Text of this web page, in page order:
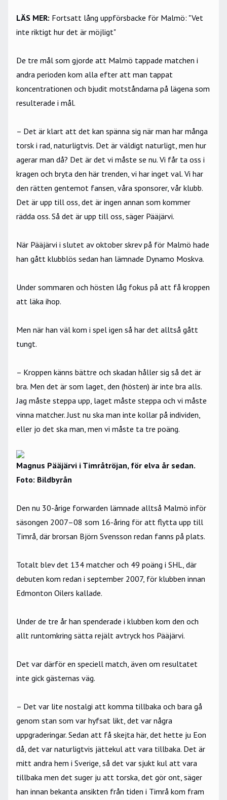
LÄS MER: Fortsatt lång uppförsbacke för Malmö: "Vet
inte riktigt hur det är möjligt"
De tre mål som gjorde att Malmö tappade matchen i
andra perioden kom alla efter att man tappat
koncentrationen och bjudit motståndarna på lägena som
resulterade i mål.
– Det är klart att det kan spänna sig när man har många
torsk i rad, naturligtvis. Det är väldigt naturligt, men hur
agerar man då? Det är det vi måste se nu. Vi får ta oss i
kragen och bryta den här trenden, vi har inget val. Vi har
den rätten gentemot fansen, våra sponsorer, vår klubb.
Det är upp till oss, det är ingen annan som kommer
rädda oss. Så det är upp till oss, säger Pääjärvi.
När Pääjärvi i slutet av oktober skrev på för Malmö hade
han gått klubblös sedan han lämnade Dynamo Moskva.
Under sommaren och hösten låg fokus på att få kroppen
att läka ihop.
Men när han väl kom i spel igen så har det alltså gått
tungt.
– Kroppen känns bättre och skadan håller sig så det är
bra. Men det är som laget, den (hösten) är inte bra alls.
Jag måste steppa upp, laget måste steppa och vi måste
vinna matcher. Just nu ska man inte kollar på individen,
eller jo det ska man, men vi måste ta tre poäng.
Magnus Pääjärvi i Timråtröjan, för elva år sedan.
Foto: Bildbyrån
Den nu 30-årige forwarden lämnade alltså Malmö inför
säsongen 2007–08 som 16-åring för att flytta upp till
Timrå, där brorsan Björn Svensson redan fanns på plats.
Totalt blev det 134 matcher och 49 poäng i SHL, där
debuten kom redan i september 2007, för klubben innan
Edmonton Oilers kallade.
Under de tre år han spenderade i klubben kom den och
allt runtomkring sätta rejält avtryck hos Pääjärvi.
Det var därför en speciell match, även om resultatet
inte gick gästernas väg.
– Det var lite nostalgi att komma tillbaka och bara gå
genom stan som var hyfsat likt, det var några
uppgraderingar. Sedan att få skejta här, det hette ju Eon
då, det var naturligtvis jättekul att vara tillbaka. Det är
mitt andra hem i Sverige, så det var sjukt kul att vara
tillbaka men det suger ju att torska, det gör ont, säger
han innan bekanta ansikten från tiden i Timrå kom fram